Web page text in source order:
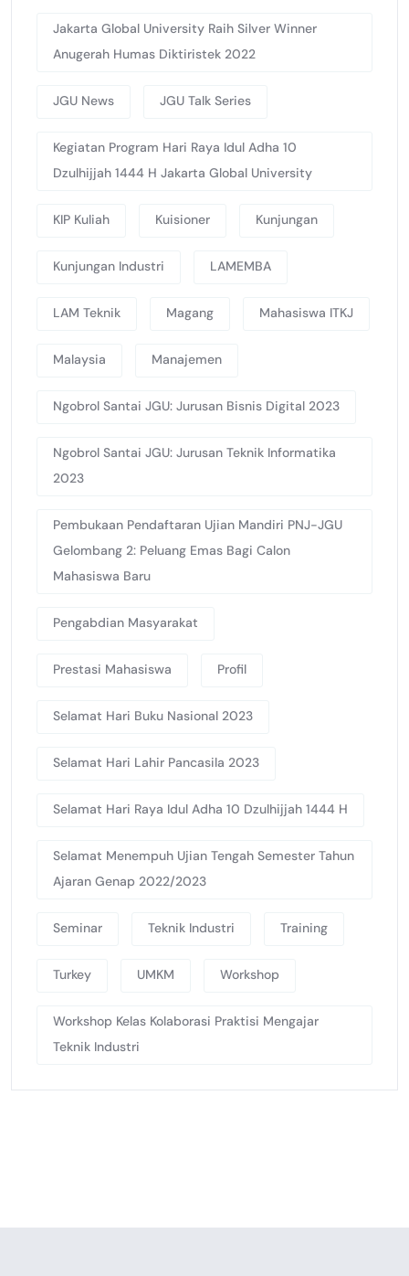
Jakarta Global University Raih Silver Winner
Anugerah Humas Diktiristek 2022
JGU News JGU Talk Series
Kegiatan Program Hari Raya Idul Adha 10
Dzulhijjah 1444 H Jakarta Global University
KIP Kuliah Kuisioner Kunjungan
Kunjungan Industri LAMEMBA
LAM Teknik Magang Mahasiswa ITKJ
Malaysia Manajemen
Ngobrol Santai JGU: Jurusan Bisnis Digital 2023
Ngobrol Santai JGU: Jurusan Teknik Informatika
2023
Pembukaan Pendaftaran Ujian Mandiri PNJ-JGU
Gelombang 2: Peluang Emas Bagi Calon
Mahasiswa Baru
Pengabdian Masyarakat
Prestasi Mahasiswa Profil
Selamat Hari Buku Nasional 2023
Selamat Hari Lahir Pancasila 2023
Selamat Hari Raya Idul Adha 10 Dzulhijjah 1444 H
Selamat Menempuh Ujian Tengah Semester Tahun
Ajaran Genap 2022/2023
Seminar Teknik Industri Training
Turkey UMKM Workshop
Workshop Kelas Kolaborasi Praktisi Mengajar
Teknik Industri